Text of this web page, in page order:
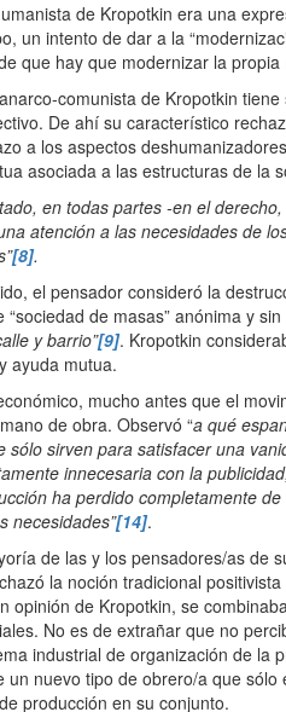
de Kropotkin era una
un intento de dar a la
que hay que modernizar la propia
comunista de Kropotkin
De ahí su característico
a los aspectos
asociada a las estructuras de la
en todas partes -en el
atención a las necesidades de
[8].
el pensador consideró la
“sociedad de masas” anónima y
y barrio”[9]. Kropotkin
ayuda mutua.
mucho antes que el
de obra. Observó “a qué
sólo sirven para satisfacer una
innecesaria con la
ha perdido completamente
necesidades”[14].
de las y los pensadores/as de
la noción tradicional
opinión de Kropotkin, se
No es de extrañar que no
industrial de organización de la
un nuevo tipo de obrero/a que
producción en su conjunto.